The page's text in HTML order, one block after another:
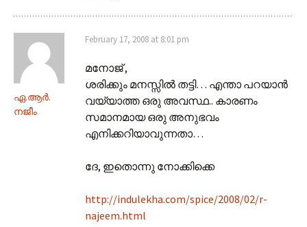
ഏ.ആര്‍.
നജീം
February 17, 2008 at 8:01 pm
മനോജ് ,
ശരിക്കും മനസ്സില്‍ തട്ടി… എന്താ പറയാന്‍
വയ്യാത്ത ഒരു അവസ്ഥ.. കാരണം
സമാനമായ ഒരു അനുഭവം
എനിക്കറിയാവുന്നതാ…
ദേ, ഇതൊന്നു നോക്കിക്കെ
http://indulekha.com/spice/2008/02/r-
najeem.html